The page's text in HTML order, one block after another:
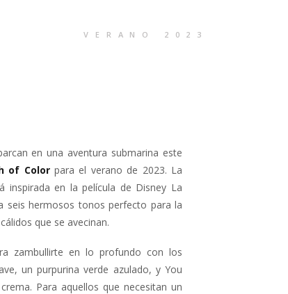
VERANO 2023
en una aventura submarina este
of Colorpara el verano de 2023. La
inspirada en la película de Disney La
seis hermosos tonos perfecto para la
que se avecinan.
zambullirte en lo profundo con los
un purpurina verde azulado, y You
Para aquellos que necesitan un